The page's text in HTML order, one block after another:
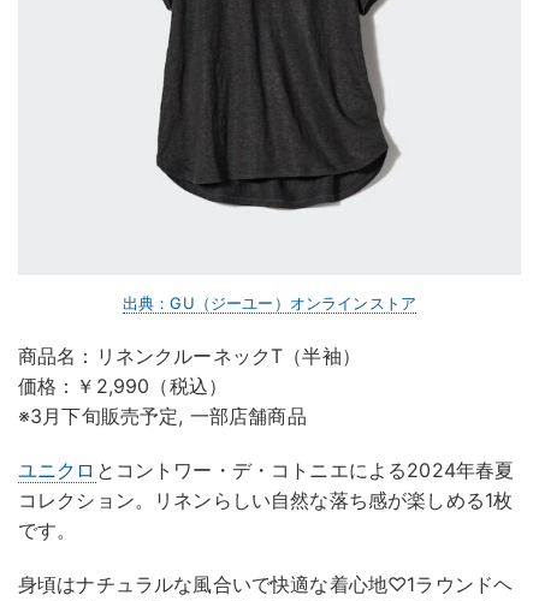
出典：GU（ジーユー）オンラインストア
商品名：リネンクルーネックT（半袖）
価格：￥2,990（税込）
※3月下旬販売予定, 一部店舗商品
ユニクロ とコントワー・デ・コトニエによる2024年春夏
コレクション。リネンらしい自然な落ち感が楽しめる1枚
です。
身頃はナチュラルな風合いで快適な着心地♡1ラウンドヘ